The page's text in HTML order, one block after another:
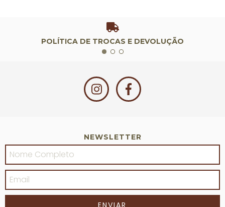
POLÍTICA DE TROCAS E DEVOLUÇÃO
NEWSLETTER